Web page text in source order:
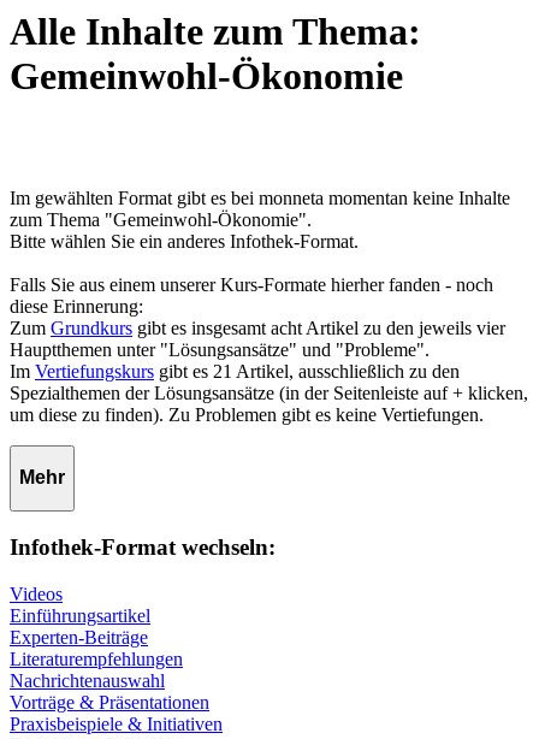
Alle Inhalte zum Thema:
Gemeinwohl-Ökonomie
Im gewählten Format gibt es bei monneta momentan keine Inhalte
zum Thema "Gemeinwohl-Ökonomie".
Bitte wählen Sie ein anderes Infothek-Format.
Falls Sie aus einem unserer Kurs-Formate hierher fanden - noch
diese Erinnerung:
Zum Grundkurs gibt es insgesamt acht Artikel zu den jeweils vier
Hauptthemen unter "Lösungsansätze" und "Probleme".
Im Vertiefungskurs gibt es 21 Artikel, ausschließlich zu den
Spezialthemen der Lösungsansätze (in der Seitenleiste auf + klicken,
um diese zu finden). Zu Problemen gibt es keine Vertiefungen.
Mehr
Infothek-Format wechseln:
Videos
Einführungsartikel
Experten-Beiträge
Literaturempfehlungen
Nachrichtenauswahl
Vorträge & Präsentationen
Praxisbeispiele & Initiativen